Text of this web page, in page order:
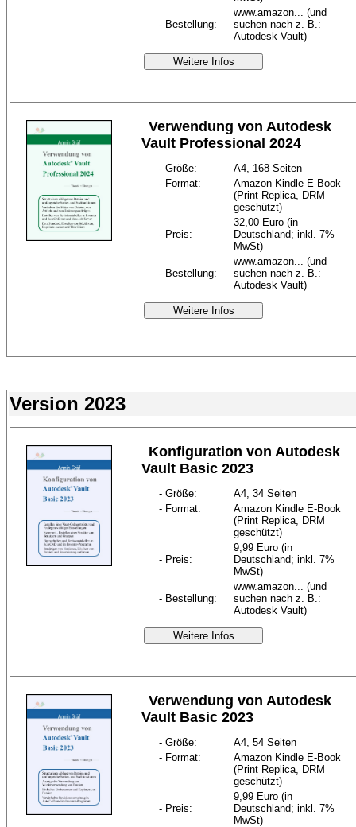
- Bestellung:
www.amazon... (und
suchen nach z. B.:
Autodesk Vault)
Weitere Infos
Verwendung von Autodesk
Vault Professional 2024
- Größe:
A4, 168 Seiten
- Format:
Amazon Kindle E-Book
(Print Replica, DRM
geschützt)
- Preis:
32,00 Euro (in
Deutschland; inkl. 7%
MwSt)
- Bestellung:
www.amazon... (und
suchen nach z. B.:
Autodesk Vault)
Weitere Infos
Version 2023
Konfiguration von Autodesk
Vault Basic 2023
- Größe:
A4, 34 Seiten
- Format:
Amazon Kindle E-Book
(Print Replica, DRM
geschützt)
- Preis:
9,99 Euro (in
Deutschland; inkl. 7%
MwSt)
- Bestellung:
www.amazon... (und
suchen nach z. B.:
Autodesk Vault)
Weitere Infos
Verwendung von Autodesk
Vault Basic 2023
- Größe:
A4, 54 Seiten
- Format:
Amazon Kindle E-Book
(Print Replica, DRM
geschützt)
- Preis:
9,99 Euro (in
Deutschland; inkl. 7%
MwSt)